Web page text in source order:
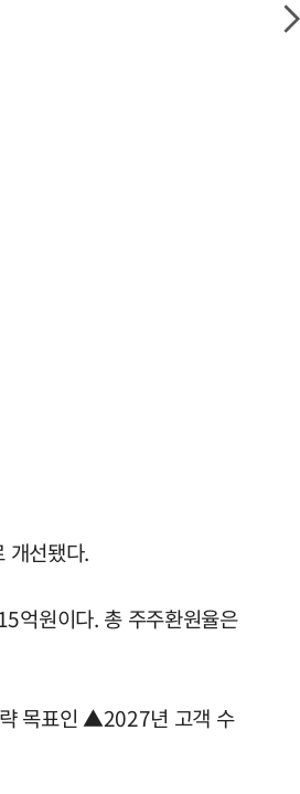
개선됐다.
억원이다. 총 주주환원율은
략 목표인 ▲2027년 고객 수